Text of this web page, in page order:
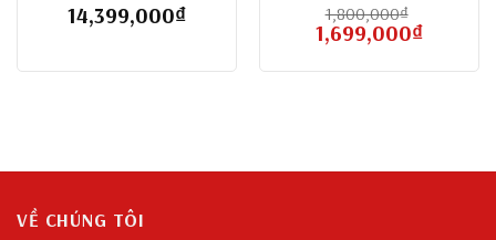
1×8-pin)
14,399,000₫ 1,800,000₫
Giá
gốc
1,800,000₫.
1,699,000₫Giá
hiện
là:
VỀ CHÚNG TÔI